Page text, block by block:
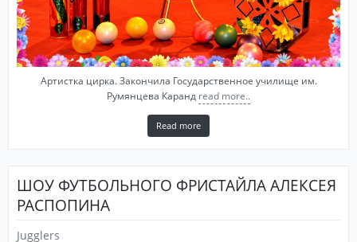
Артистка цирка. Закончила Государственное училище им.
Румянцева Каранд read more..
Read more
ШОУ ФУТБОЛЬНОГО ФРИСТАЙЛА АЛЕКСЕЯ
РАСПОПИНА
Jugglers